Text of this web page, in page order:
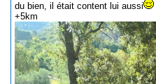
du bien, il était content lui aussi
+5km